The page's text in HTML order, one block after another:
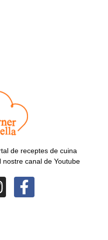
de receptes de cuina
canal de Youtube
F
a